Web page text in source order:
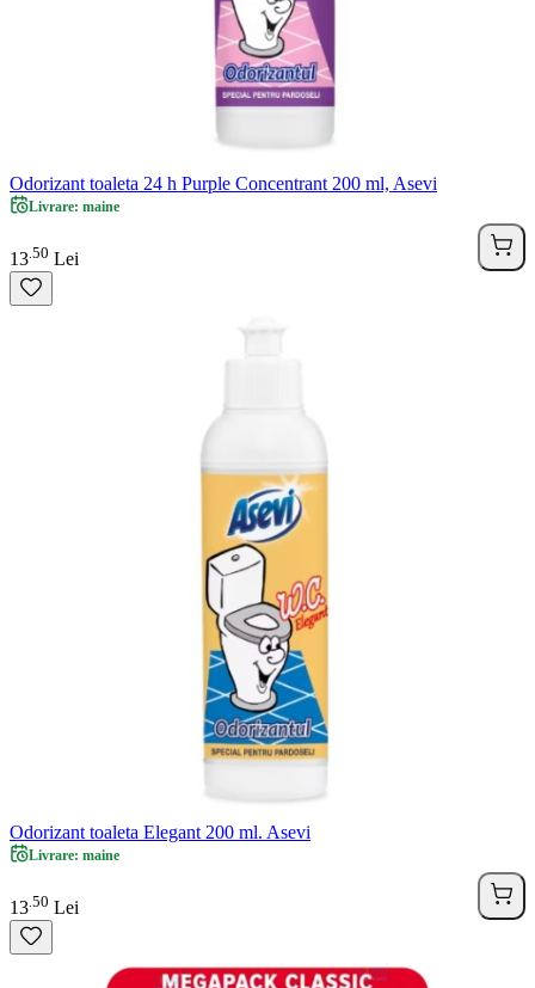
Odorizant toaleta 24 h Purple Concentrant 200 ml, Asevi
Livrare: maine
13 50 Lei
Odorizant toaleta Elegant 200 ml. Asevi
Livrare: maine
13 50 Lei